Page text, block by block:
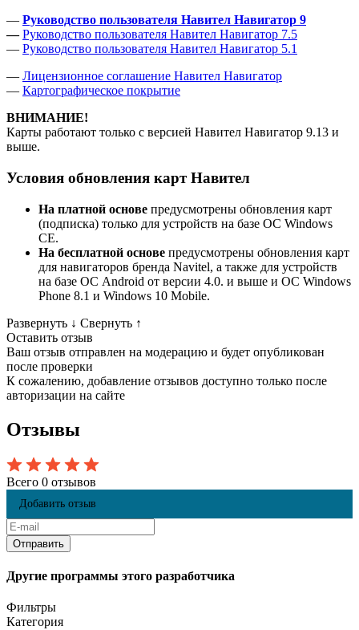
— Руководство пользователя Навител Навигатор 9
—Руководство пользователя Навител Навигатор 7.5
— Руководство пользователя Навител Навигатор 5.1
— Лицензионное соглашение Навител Навигатор
— Картографическое покрытие
ВНИМАНИЕ!
Карты работают только с версией Навител Навигатор 9.13 и
выше.
Условия обновления карт Навител
На платной основе предусмотрены обновления карт
(подписка) только для устройств на базе ОС Windows
CE.
На бесплатной основе предусмотрены обновления карт
для навигаторов бренда Navitel, а также для устройств
на базе ОС Android от версии 4.0. и выше и ОС Windows
Phone 8.1 и Windows 10 Mobile.
Развернуть ↓ Свернуть ↑
Оставить отзыв
Ваш отзыв отправлен на модерацию и будет опубликован
после проверки
К сожалению, добавление отзывов доступно только после
авторизации на сайте
Отзывы
Всего 0 отзывов
Добавить отзыв
Другие программы этого разработчика
Фильтры
Категория